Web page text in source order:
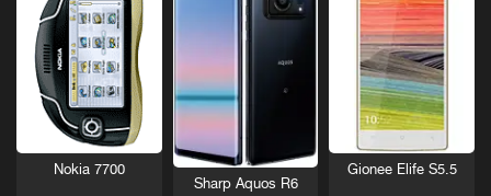
Gionee Elife S5.5
Sharp Aquos R6
Nokia 7700